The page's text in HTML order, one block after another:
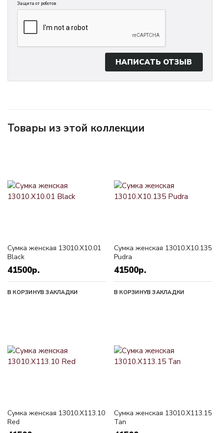
Защита от роботов
НАПИСАТЬ ОТЗЫВ
Товары из этой коллекции
Сумка женская 13010.X10.01
Black
41500р.
В КОРЗИНУВ ЗАКЛАДКИ
Сумка женская 13010.X10.135
Pudra
41500р.
В КОРЗИНУВ ЗАКЛАДКИ
Сумка женская 13010.X113.10
Red
Сумка женская 13010.X113.15
Tan